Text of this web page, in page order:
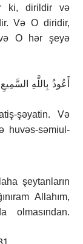
ki, dirildir və
Və O diridir,
O hər şeyə
şəyatin. Və
huvəs-səmiul-
şeytanların
Allahım,
olmasından.